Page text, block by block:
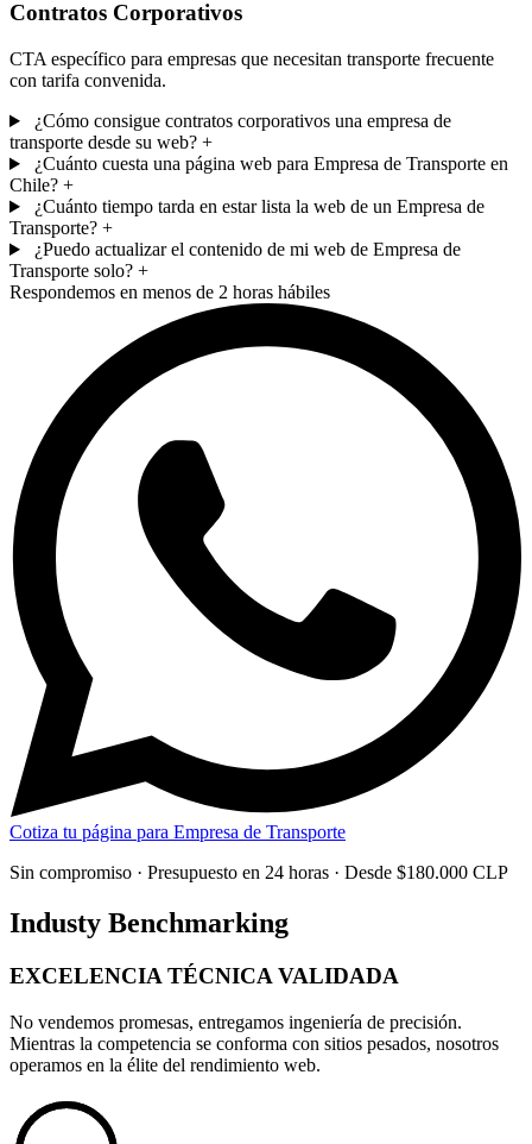
Contratos Corporativos
CTA específico para empresas que necesitan transporte frecuente
con tarifa convenida.
¿Cómo consigue contratos corporativos una empresa de
transporte desde su web? +
¿Cuánto cuesta una página web para Empresa de Transporte en
Chile? +
¿Cuánto tiempo tarda en estar lista la web de un Empresa de
Transporte? +
¿Puedo actualizar el contenido de mi web de Empresa de
Transporte solo? +
Respondemos en menos de 2 horas hábiles
Cotiza tu página para Empresa de Transporte
Sin compromiso · Presupuesto en 24 horas · Desde $180.000 CLP
Industy Benchmarking
EXCELENCIA TÉCNICA VALIDADA
No vendemos promesas, entregamos ingeniería de precisión.
Mientras la competencia se conforma con sitios pesados, nosotros
operamos en la élite del rendimiento web.